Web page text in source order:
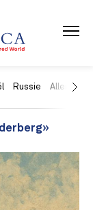
Russie Allemagne